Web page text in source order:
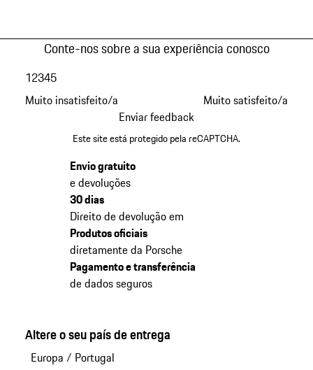
Conte-nos sobre a sua experiência conosco
Muito insatisfeito/a
12345
Muito satisfeito/a
Enviar feedback
Este site está protegido pela reCAPTCHA.
Envio gratuito
e devoluções
30 dias
Direito de devolução em
Produtos oficiais
diretamente da Porsche
Pagamento e transferência
de dados seguros
Altere o seu país de entrega
Europa / Portugal